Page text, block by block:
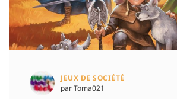
JEUX DE SOCIÉTÉ
par Toma021